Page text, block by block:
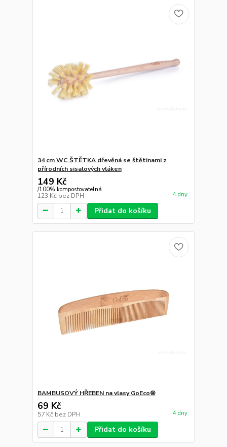
34 cm WC ŠTĚTKA dřevěná se štětinami z
přírodních sisalových vláken
149 Kč
/100% kompostovatelná
123 Kč bez DPH 4 dny
Přidat do košíku
BAMBUSOVÝ HŘEBEN na vlasy GoEco®
69 Kč
57 Kč bez DPH 4 dny
Přidat do košíku